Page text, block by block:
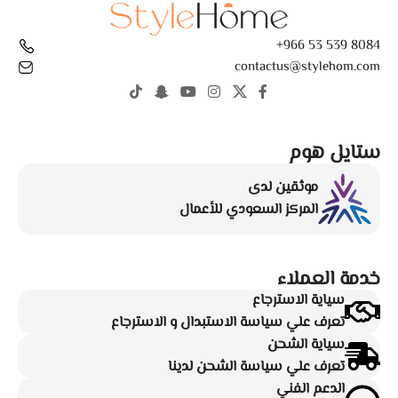
ستايل هوم
موثقين لدى
المركز السعودي للأعمال
خدمة العملاء
سياية الاسترجاع
تعرف علي سياسة الاستبدال و الاسترجاع
سياية الشحن
تعرف علي سياسة الشحن لدينا
الدعم الفني
8084 539 53 966+
contactus@stylehom.com